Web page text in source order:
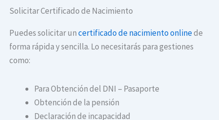
Solicitar Certificado de Nacimiento
Puedes solicitar uncertificado de nacimiento onlinede
forma rápida y sencilla. Lo necesitarás para gestiones
como:
Para Obtención del DNI – Pasaporte
Obtención de la pensión
Declaración de incapacidad